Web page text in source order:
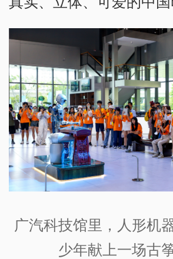
广汽科技馆里，人形机
少年献上一场古